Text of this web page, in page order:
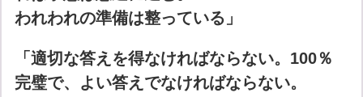
われわれの準備は整っている」
「適切な答えを得なければならない。100％
完璧で、よい答えでなければならない。